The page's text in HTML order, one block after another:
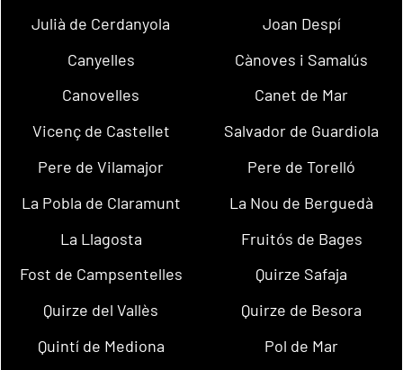
Julià de Cerdanyola
Joan Despí
Canyelles
Cànoves i Samalús
Canovelles
Canet de Mar
Vicenç de Castellet
Salvador de Guardiola
Pere de Vilamajor
Pere de Torelló
La Pobla de Claramunt
La Nou de Berguedà
La Llagosta
Fruitós de Bages
Fost de Campsentelles
Quirze Safaja
Quirze del Vallès
Quirze de Besora
Quintí de Mediona
Pol de Mar